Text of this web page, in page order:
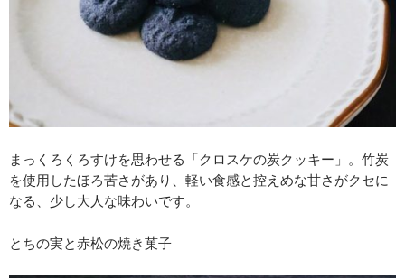
まっくろくろすけを思わせる「クロスケの炭クッキー」。竹炭
を使用したほろ苦さがあり、軽い食感と控えめな甘さがクセに
なる、少し大人な味わいです。
とちの実と赤松の焼き菓子